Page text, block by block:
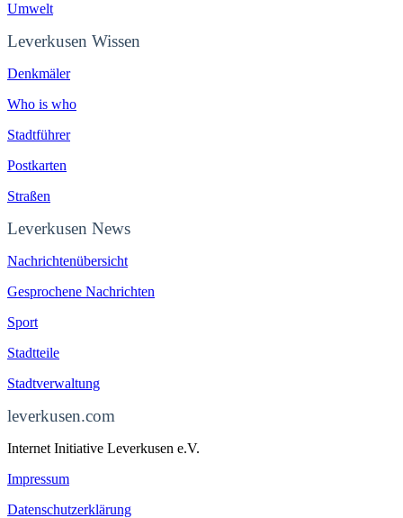
Umwelt
Leverkusen Wissen
Denkmäler
Who is who
Stadtführer
Postkarten
Straßen
Leverkusen News
Nachrichtenübersicht
Gesprochene Nachrichten
Sport
Stadtteile
Stadtverwaltung
leverkusen.com
Internet Initiative Leverkusen e.V.
Impressum
Datenschutzerklärung